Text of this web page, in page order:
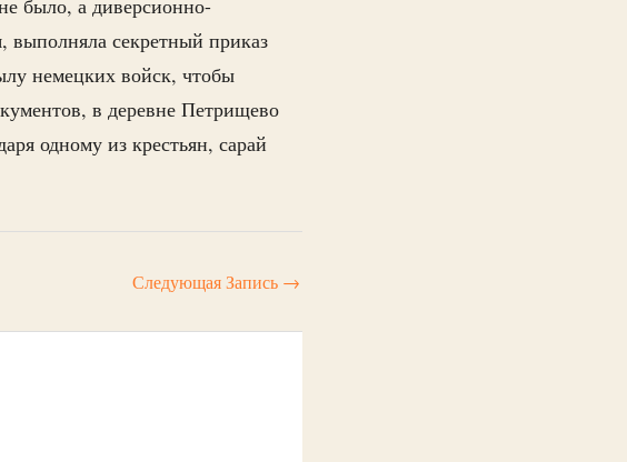
было, а диверсионно-
выполняла секретный приказ
немецких войск, чтобы
в деревне Петрищево
одному из крестьян, сарай
Следующая Запись →